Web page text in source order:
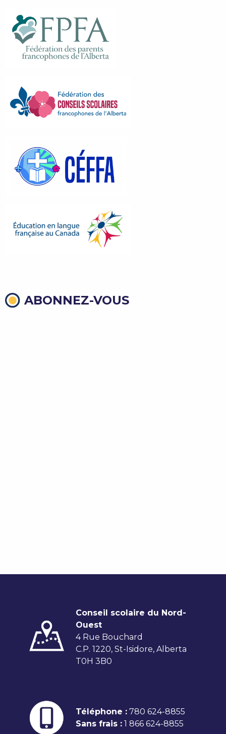
ABONNEZ-VOUS
Conseil scolaire du Nord-
Ouest
4 Rue Bouchard
C.P. 1220, St-Isidore, Alberta
T0H 3B0
Téléphone : 780 624-8855
Sans frais : 1 866 624-8855